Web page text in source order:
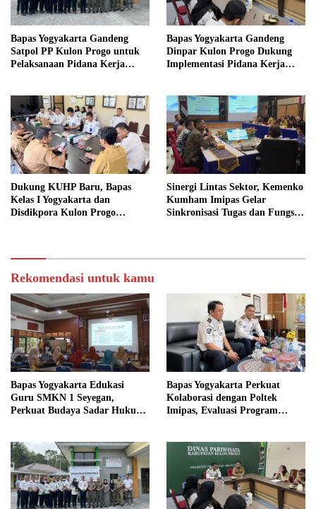
Bapas Yogyakarta Gandeng
Satpol PP Kulon Progo untuk
Pelaksanaan Pidana Kerja
Bapas Yogyakarta Gandeng
Dinpar Kulon Progo Dukung
Implementasi Pidana Kerja
Dukung KUHP Baru, Bapas
Kelas I Yogyakarta dan
Disdikpora Kulon Progo
Sinergi Lintas Sektor, Kemenko
Kumham Imipas Gelar
Sinkronisasi Tugas dan Fungsi
Rekomendasi untuk kamu
Bapas Yogyakarta Edukasi
Guru SMKN 1 Seyegan,
Perkuat Budaya Sadar Hukum
Bapas Yogyakarta Perkuat
Kolaborasi dengan Poltek
Imipas, Evaluasi Program